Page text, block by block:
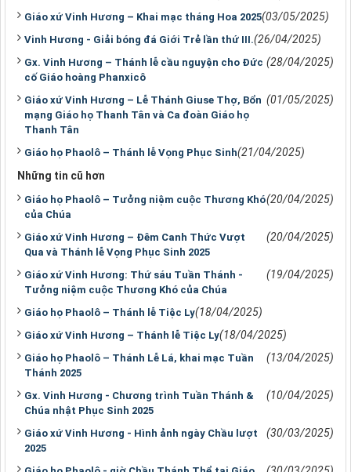
Giáo xứ Vinh Hương – Khai mạc tháng Hoa 2025(03/05/2025)
Vinh Hương - Giải bóng đá Giới Trẻ lần thứ III.(26/04/2025)
Gx. Vinh Hương – Thánh lễ cầu nguyện cho Đức
cố Giáo hoàng Phanxicô
(28/04/2025)
Giáo xứ Vinh Hương – Lễ Thánh Giuse Thợ, Bổn
mạng Giáo họ Thanh Tân và Ca đoàn Giáo họ
Thanh Tân
(01/05/2025)
Giáo họ Phaolô – Thánh lễ Vọng Phục Sinh(21/04/2025)
Những tin cũ hơn
Giáo họ Phaolô – Tưởng niệm cuộc Thương Khó
của Chúa
(20/04/2025)
Giáo xứ Vinh Hương – Đêm Canh Thức Vượt
Qua và Thánh lễ Vọng Phục Sinh 2025
(20/04/2025)
Giáo xứ Vinh Hương: Thứ sáu Tuần Thánh -
Tưởng niệm cuộc Thương Khó của Chúa
(19/04/2025)
Giáo họ Phaolô – Thánh lễ Tiệc Ly(18/04/2025)
Giáo xứ Vinh Hương – Thánh lễ Tiệc Ly(18/04/2025)
Giáo họ Phaolô – Thánh Lễ Lá, khai mạc Tuần
Thánh 2025
(13/04/2025)
Gx. Vinh Hương - Chương trình Tuần Thánh &
Chúa nhật Phục Sinh 2025
(10/04/2025)
Giáo xứ Vinh Hương - Hình ảnh ngày Chầu lượt
2025
(30/03/2025)